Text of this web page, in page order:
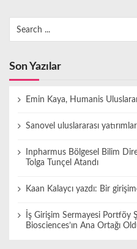
for:
Son Yazılar
Emin Kaya, Humanis
Sanovel uluslararası
Inpharmus Bölgesel Bilim
Tolga Tunçel Atandı
Kaan Kalaycı yazdı: Bir
İş Girişim Sermayesi Portföy
Biosciences’ın Ana Ortağı